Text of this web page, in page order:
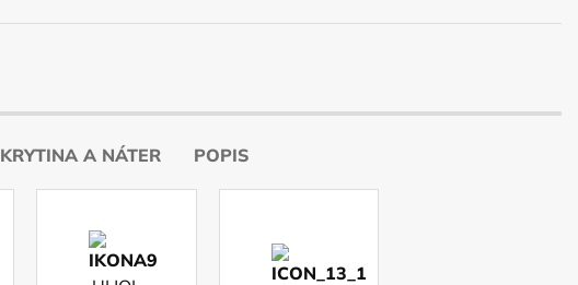
KRYTINA A NÁTER POPIS